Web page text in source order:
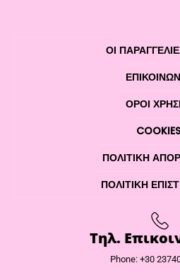
ΟΙ
ΌΡΟΙ
COOKIES
ΠΟΛΙΤΙΚΉ
ΠΟΛΙΤΙΚΉ
Τηλ.
Phone: +30